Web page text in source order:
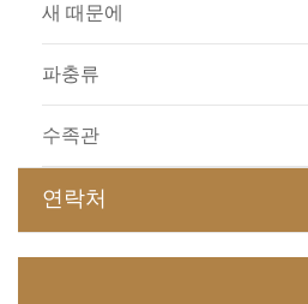
새 때문에
파충류
수족관
연락처